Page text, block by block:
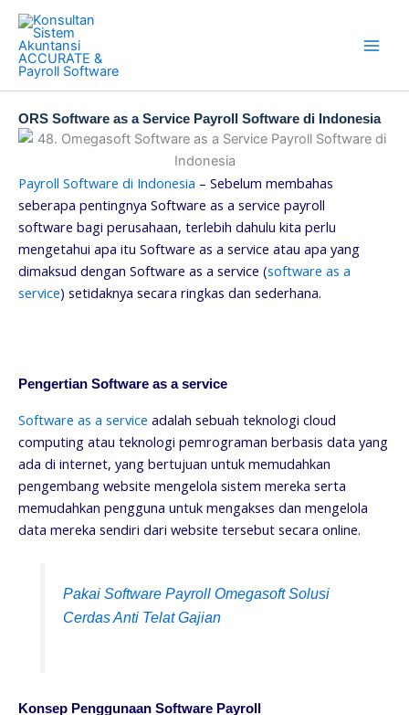
Skip
content
ORS Software as a Service Payroll Software di Indonesia
Payroll Software di Indonesia – Sebelum membahas
seberapa pentingnya Software as a service payroll
software bagi perusahaan, terlebih dahulu kita perlu
mengetahui apa itu Software as a service atau apa yang
dimaksud dengan Software as a service (software as a
service) setidaknya secara ringkas dan sederhana.
Pengertian Software as a service
Software as a service adalah sebuah teknologi cloud
computing atau teknologi pemrograman berbasis data yang
ada di internet, yang bertujuan untuk memudahkan
pengembang website mengelola sistem mereka serta
memudahkan pengguna untuk mengakses dan mengelola
data mereka sendiri dari website tersebut secara online.
Pakai Software Payroll Omegasoft Solusi
Cerdas Anti Telat Gajian
Konsep Penggunaan Software Payroll